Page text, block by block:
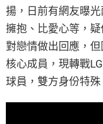
揚，日前有網友曝
擁抱、比愛心等，
對戀情做出回應，
核心成員，現轉戰
球員，雙方身份特